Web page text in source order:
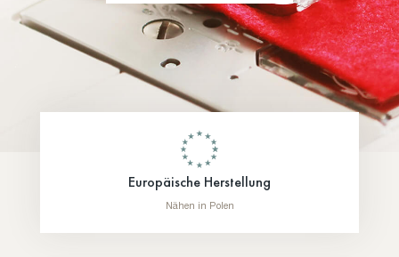
Europäische Herstellung
Nähen in Polen